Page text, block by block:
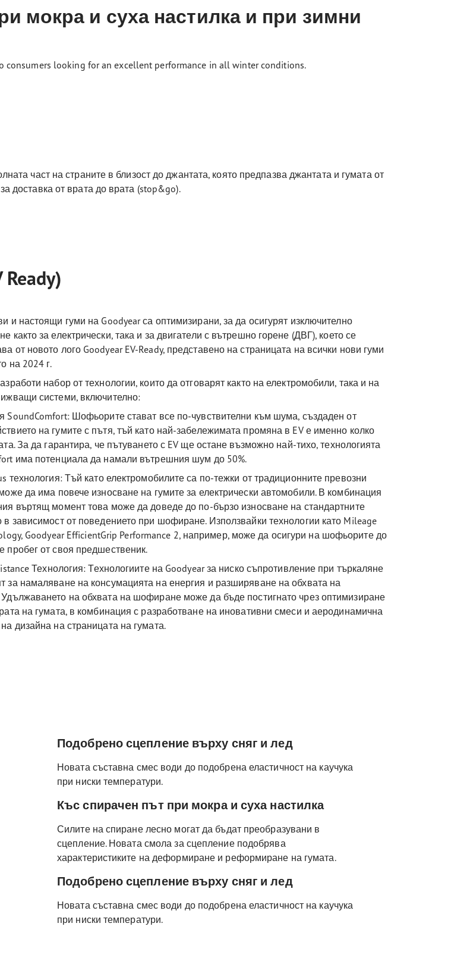
мокра и суха настилка и при зимни
consumers looking for an excellent performance in all winter conditions.
част на страните в близост до джантата, която предпазва джантата и гумата от
доставка от врата до врата (stop&go).
и настоящи гуми на Goodyear са оптимизирани, за да осигурят изключително
както за електрически, така и за двигатели с вътрешно горене (ДВГ), което се
от новото лого Goodyear EV-Ready, представено на страницата на всички нови гуми
на 2024 г.
набор от технологии, които да отговарят както на електромобили, така и на
системи, включително:
SoundComfort: Шофьорите стават все по-чувствителни към шума, създаден от
на гумите с пътя, тъй като най-забележимата промяна в EV е именно колко
За да гарантира, че пътуването с EV ще остане възможно най-тихо, технологията
има потенциала да намали вътрешния шум до 50%.
технология: Тъй като електромобилите са по-тежки от традиционните превозни
да има повече износване на гумите за електрически автомобили. В комбинация
въртящ момент това може да доведе до по-бързо износване на стандартните
в зависимост от поведението при шофиране. Използвайки технологии като Mileage
Goodyear EfficientGrip Performance 2, например, може да осигури на шофьорите до
пробег от своя предшественик.
Технология: Технологиите на Goodyear за ниско съпротивление при търкаляне
за намаляване на консумацията на енергия и разширяване на обхвата на
на обхвата на шофиране може да бъде постигнато чрез оптимизиране
на гумата, в комбинация с разработване на иновативни смеси и аеродинамична
дизайна на страницата на гумата.
Подобрено сцепление върху сняг и лед
Новата съставна смес води до подобрена еластичност на каучука
при ниски температури.
Къс спирачен път при мокра и суха настилка
Силите на спиране лесно могат да бъдат преобразувани в
сцепление. Новата смола за сцепление подобрява
характеристиките на деформиране и реформиране на гумата.
Подобрено сцепление върху сняг и лед
Новата съставна смес води до подобрена еластичност на каучука
при ниски температури.